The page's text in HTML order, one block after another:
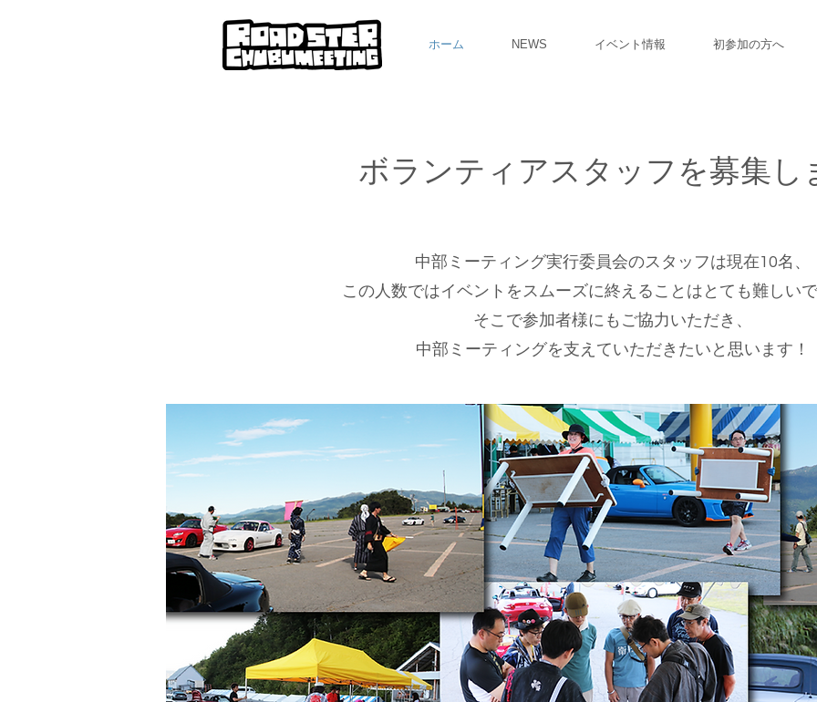
ホーム NEWS イベント情報 初参加の方へ
ボランティアスタッフを募集し
中部ミーティング実行委員会のスタッフは現在10名、
この人数ではイベントをスムーズに終えることはとても難しいで
​そこで参加者様にもご協力いただき、
中部ミーティングを支えていただきたいと思います！